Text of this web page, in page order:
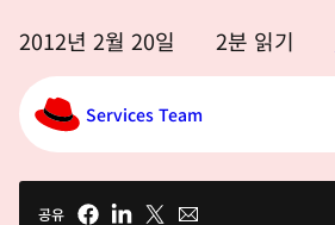
2012년 2월 20일 2분 읽기
Services Team
공유